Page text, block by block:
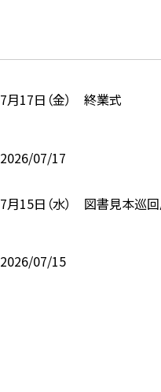
7月17日（金） 終業式
2026/07/17
7月15日（水） 図書見本巡
2026/07/15